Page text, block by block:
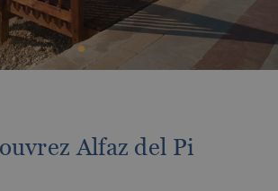
Pet Friendly
Solar con Magic Hotel
OROPESA DEL MAR
Pontiana Thalasso Hotel
Magic Inn Hotel
et de fermeture
Alfaz del Pi